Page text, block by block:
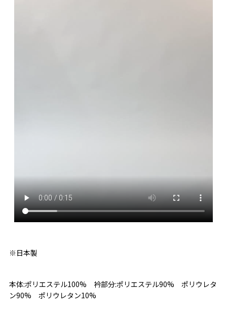
※日本製
本体:ポリエステル100% 衿部分:ポリエステル90% ポリウレタ
ン90% ポリウレタン10%